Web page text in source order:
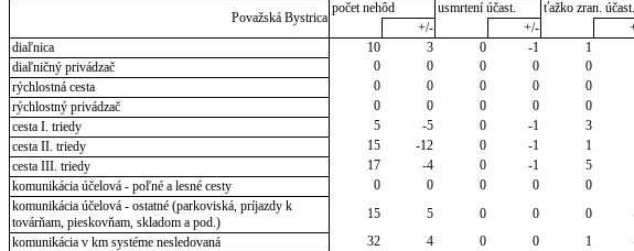
Považská Bystrica
počet nehôd usmrtení účast. ťažko zran. účast.
+/-
+/-
diaľnica
10 3 0 -1 1
diaľničný privádzač
0 0 0 0 0
rýchlostná cesta
0 0 0 0 0
rýchlostný privádzač
0 0 0 0 0
cesta I. triedy
5 -5 0 -1 3
cesta II. triedy
15 -12 0 -1 1
cesta III. triedy
17 -4 0 -1 5
komunikácia účelová - poľné a lesné cesty
0 0 0 0 0
komunikácia účelová - ostatné (parkoviská, príjazdy k
továrňam, pieskovňam, skladom a pod.)
15 5 0 0 0
komunikácia v km systéme nesledovaná
32 4 0 0 1